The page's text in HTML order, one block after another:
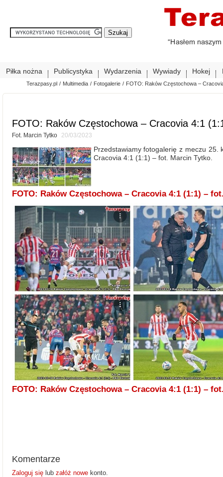
Piłka nożna Publicystyka Wydarzenia Wywiady Hokej
Terazpasy.pl / Multimedia / Fotogalerie / FOTO: Raków Częstochowa –
FOTO: Raków Częstochowa – Cracovia 4:1
Fot. Marcin Tytko 20/03/2023
Przedstawiamy fotogalerię z meczu 25.
Cracovia 4:1 (1:1) – fot. Marcin Tytko.
FOTO: Raków Częstochowa – Cracovia 4:1 (1:1) –
FOTO: Raków Częstochowa – Cracovia 4:1 (1:1) –
Komentarze
Zaloguj się lub załóż nowe konto.